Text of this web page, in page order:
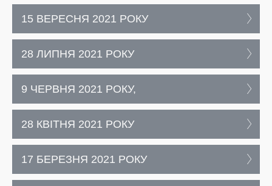
15 ВЕРЕСНЯ 2021 РОКУ
28 ЛИПНЯ 2021 РОКУ
9 ЧЕРВНЯ 2021 РОКУ,
28 КВІТНЯ 2021 РОКУ
17 БЕРЕЗНЯ 2021 РОКУ